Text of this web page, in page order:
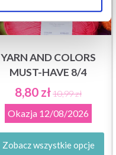
YARN AND COLORS
MUST-HAVE 8/4
8,80 zł10,99 zł
Okazja 12/08/2026
Zobacz wszystkie opcje